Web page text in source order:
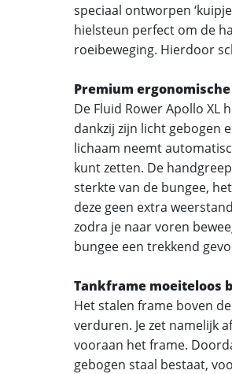
speciaal ontworpen
hielsteun perfect om de
roeibeweging. Hierdoor
Premium
De Fluid Rower Apollo XL
dankzij zijn licht gebogen
lichaam neemt
kunt zetten. De
sterkte van de bungee,
deze geen extra
zodra je naar voren
bungee een trekkend
Tankframe moeiteloos
Het stalen frame boven
verduren. Je zet namelijk
vooraan het frame.
gebogen staal bestaat,